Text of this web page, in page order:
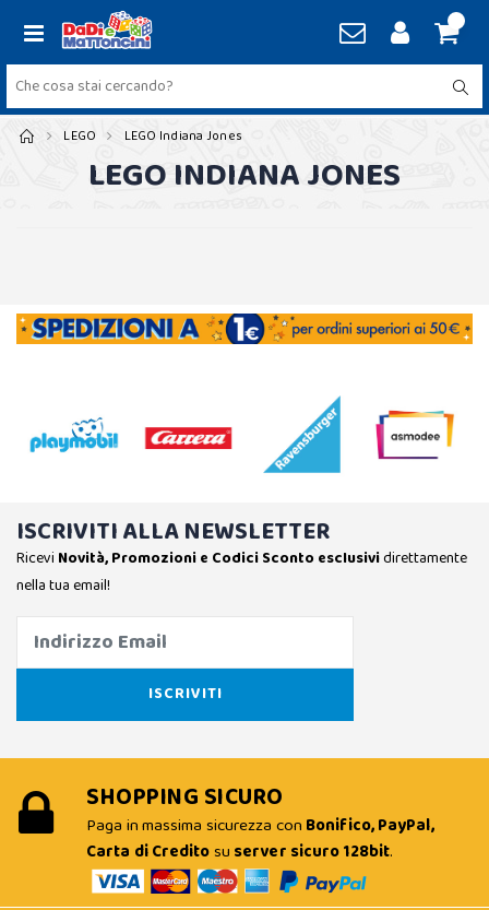
LEGO LEGO Indiana Jones
LEGO INDIANA JONES
ISCRIVITI ALLA NEWSLETTER
Ricevi Novità, Promozioni e Codici Sconto esclusividirettamente
nella tua email!
SHOPPING SICURO
Paga in massima sicurezza con Bonifico, PayPal,
Carta di Creditosu server sicuro 128bit.